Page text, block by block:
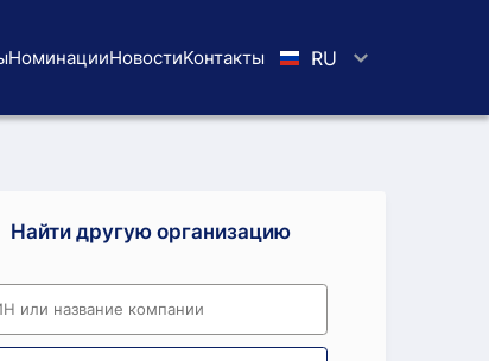
НоминацииНовостиKoнтaкты RU
Найти другую организацию